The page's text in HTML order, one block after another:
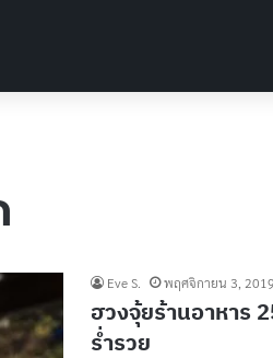
Eve S. พฤศจิกายน 3, 2019
ฮวงจุ้ยร้านอาหาร
ร่ำรวย